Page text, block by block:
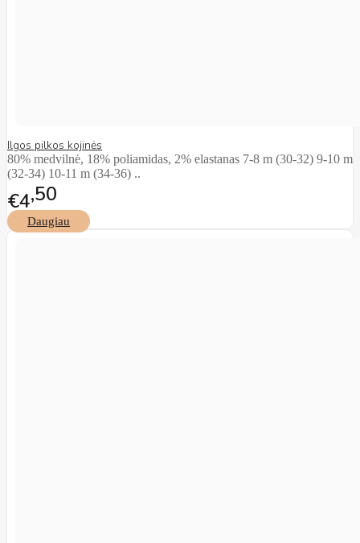
Ilgos pilkos kojinės
80% medvilnė, 18% poliamidas, 2% elastanas 7-8 m (30-32) 9-10 m
(32-34) 10-11 m (34-36) ..
€4 50
Daugiau